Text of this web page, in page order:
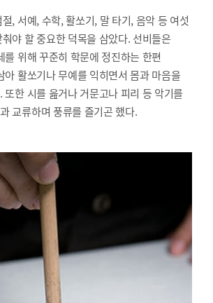
, 서예, 수학, 활쏘기, 말 타기, 음악 등 여섯
야 할 중요한 덕목을 삼았다. 선비들은
를 위해 꾸준히 학문에 정진하는 한편
아 활쏘기나 무예를 익히면서 몸과 마음을
또한 시를 읊거나 거문고나 피리 등 악기를
교류하며 풍류를 즐기곤 했다.